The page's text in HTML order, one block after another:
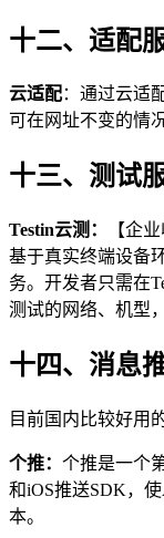
十二、适配
云适配：通过云适
可在网址不变的情
十三、测试
Testin云测：
【企
基于真实终端设备
务。开发者只需在
测试的网络、机型
十四、消息
目前国内比较好用
个推： 个推是一个
和iOS推送SDK，
本。